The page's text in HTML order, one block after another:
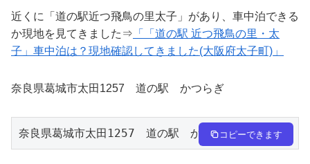
近くに「道の駅近つ飛鳥の里太子」があり、車中泊できる
か現地を見てきました⇒ 「「道の駅 近つ飛鳥の里・太
子」車中泊は？現地確認してきました(大阪府太子町)」
奈良県葛城市太田1257 道の駅 かつらぎ
奈良県葛城市太田1257　道の駅　かつらコピーできます